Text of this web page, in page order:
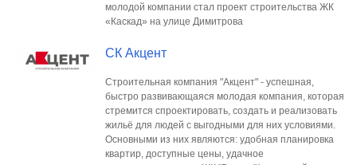
молодой компании стал проект строительства ЖК
«Каскад» на улице Димитрова
СК Акцент
Строительная компания "Акцент" - успешная,
быстро развивающаяся молодая компания, которая
стремится спроектировать, создать и реализовать
жильё для людей с выгодными для них условиями.
Основными из них являются: удобная планировка
квартир, доступные цены, удачное